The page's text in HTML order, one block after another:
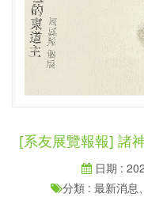
[系友展覽報報] 諸
日期 :
分類 : 最新消息